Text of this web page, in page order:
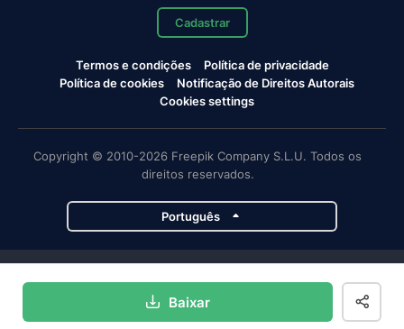
Baixar
Cadastrar
Termos e condições
Política de privacidade
Política de cookies
Notificação de Direitos Autorais
Cookies settings
Copyright © 2010-2026 Freepik Company S.L.U. Todos os
direitos reservados.
Português
Magnific Flaticon